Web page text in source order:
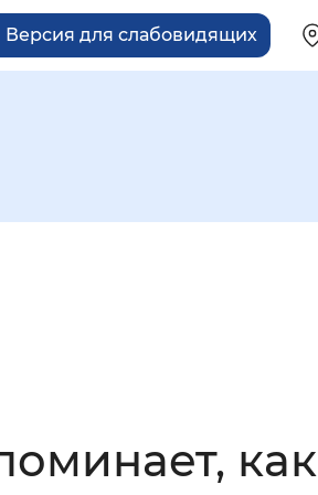
Версия для слабовидящих
как